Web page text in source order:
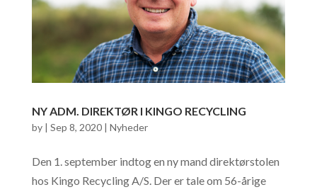
NY ADM. DIREKTØR I KINGO RECYCLING
by | Sep 8, 2020| Nyheder
Den 1. september indtog en ny mand direktørstolen
hos Kingo Recycling A/S. Der er tale om 56-årige